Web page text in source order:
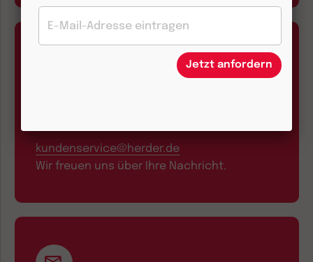
kundenservice@herder.de
Wir freuen uns über Ihre Nachricht.
Jetzt anfordern